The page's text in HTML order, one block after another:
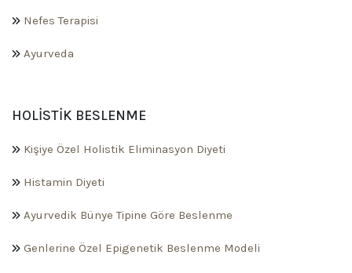
Nefes Terapisi
Ayurveda
HOLISTIK BESLENME
Kişiye Özel Holistik Eliminasyon Diyeti
Histamin Diyeti
Ayurvedik Bünye Tipine Göre Beslenme
Genlerine Özel Epigenetik Beslenme Modeli